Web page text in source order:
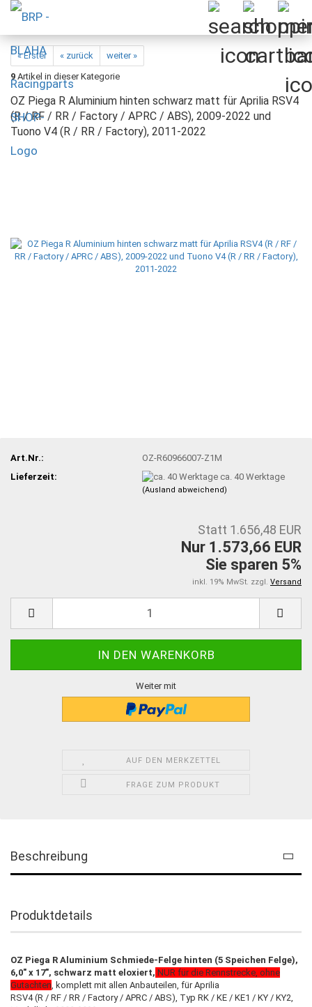
« Erster « zurück
weiter »
9 Artikel in dieser Kategorie
OZ Piega R Aluminium hinten schwarz matt für Aprilia RSV4
(R / RF / RR / Factory / APRC / ABS), 2009-2022 und
Tuono V4 (R / RR / Factory), 2011-2022
Art.Nr.:
OZ-R60966007-Z1M
Lieferzeit:
ca. 40 Werktage
(Ausland abweichend)
Statt 1.656,48 EUR
Nur 1.573,66 EUR
Sie sparen 5%
inkl. 19% MwSt. zzgl. Versand
Weiter mit
AUF DEN MERKZETTEL
FRAGE ZUM PRODUKT
Beschreibung
Produktdetails
OZ Piega R Aluminium Schmiede-Felge hinten (5 Speichen Felge),
6,0" x 17", schwarz matt eloxiert, NUR für die Rennstrecke, ohne
Gutachten , komplett mit allen Anbauteilen, für Aprilia
RSV4 (R / RF / RR / Factory / APRC / ABS), Typ RK / KE / KE1 / KY / KY2,